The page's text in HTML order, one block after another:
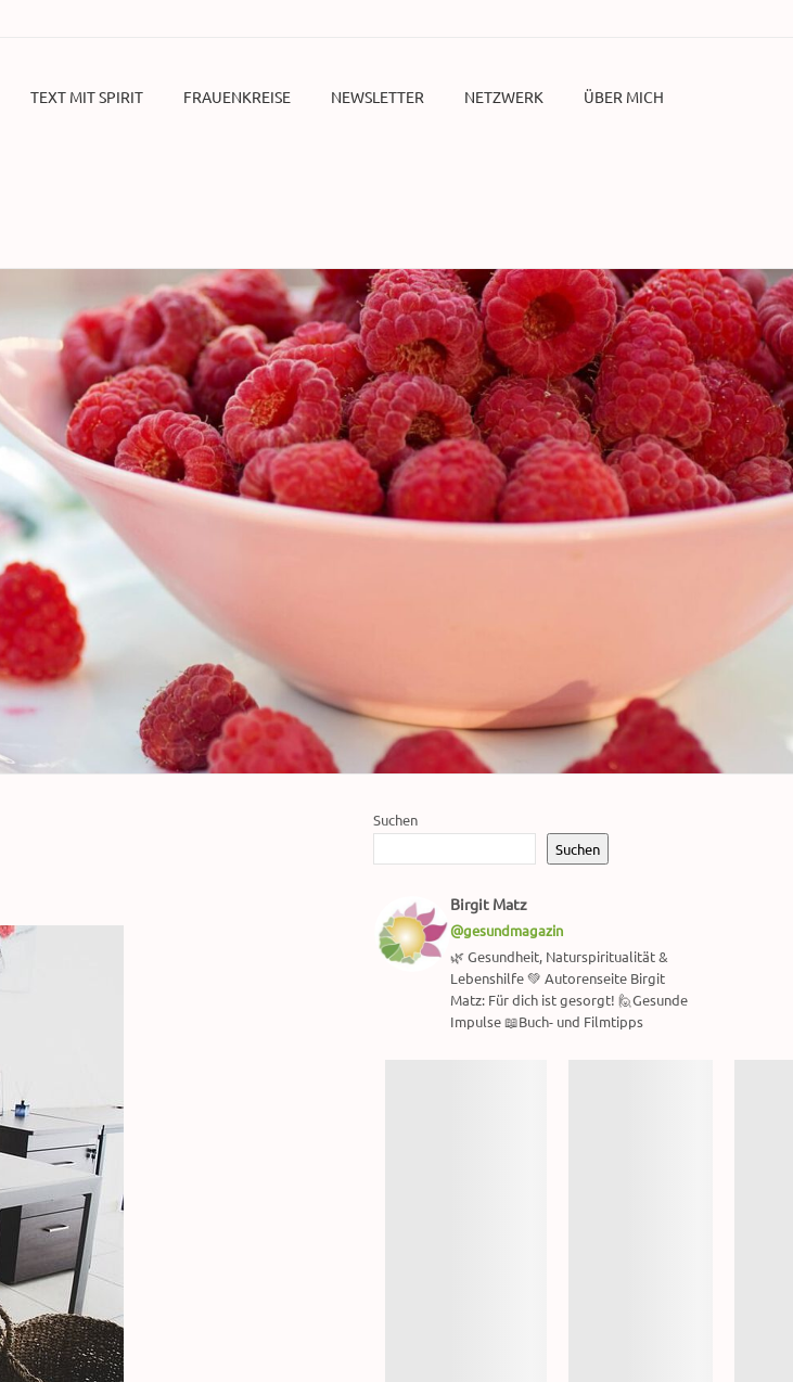
TEXT MIT SPIRIT FRAUENKREISE NEWSLETTER NETZWERK ÜBER MICH
Suchen
Suchen
Birgit Matz
@gesundmagazin
🌿 Gesundheit, Naturspiritualität &
Lebenshilfe 💚 Autorenseite Birgit
Matz: Für dich ist gesorgt! 🙋Gesunde
Impulse 📖Buch- und Filmtipps